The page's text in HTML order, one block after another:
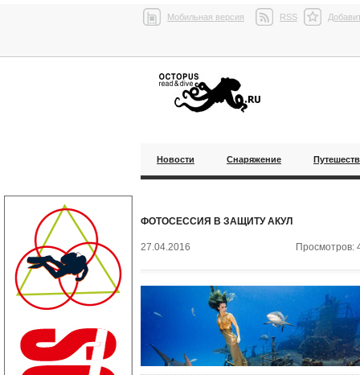
Мобильная версия RSS
Новости Снаряжение
ФОТОСЕСCИЯ В ЗАЩИТУ АКУЛ
27.04.2016 Просмотров: